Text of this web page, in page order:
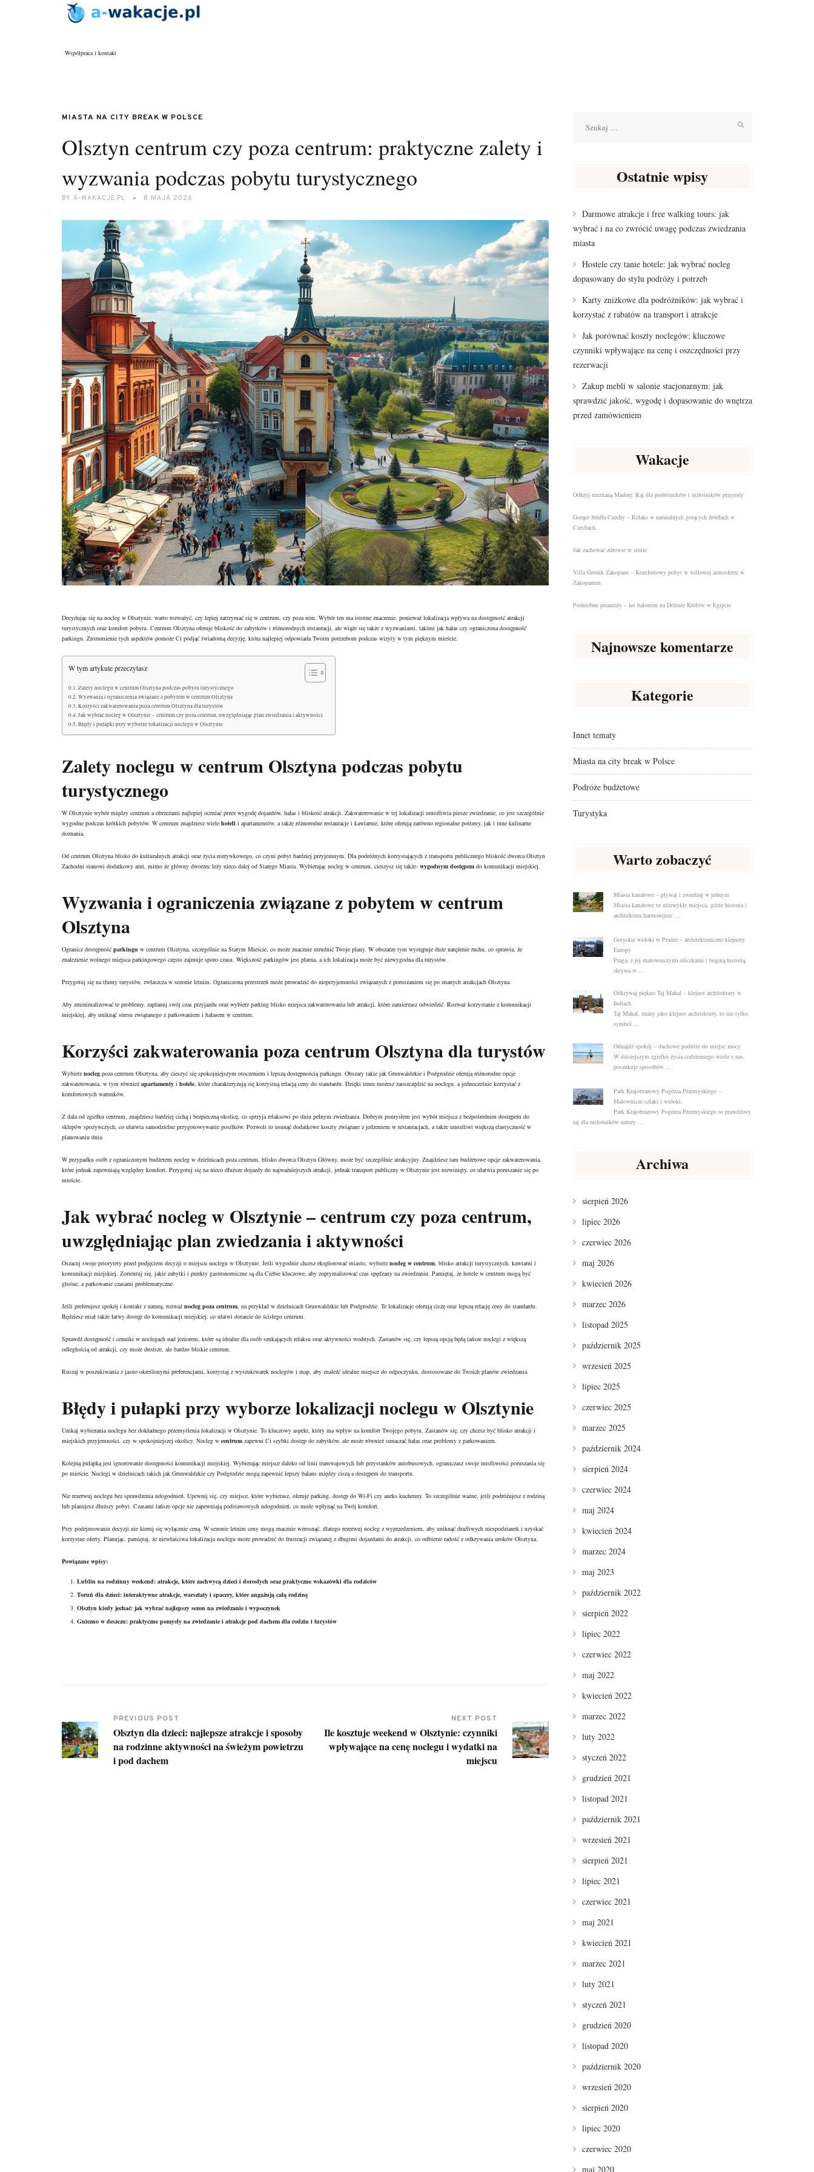
Współpraca i kontakt
MIASTA NA CITY BREAK W POLSCE
Olsztyn centrum czy poza centrum: praktyczne zalety i
wyzwania podczas pobytu turystycznego
BY A-WAKACJE.PL 8 MAJA 2026
Decydując się nanocleg w Olsztynie, warto rozważyć, czy lepiej zatrzymać się w centrum, czy poza nim. Wybór ten ma istotne znaczenie, ponieważ lokalizacja wpływa na dostępność atrakcji
turystycznych oraz komfort pobytu. Centrum Olsztyna oferuje bliskość do zabytków i różnorodnych restauracji, ale wiąże się także z wyzwaniami, takimi jak hałas czy ograniczona dostępność
parkingu. Zrozumienie tych aspektów pomoże Ci podjąć świadomą decyzję, która najlepiej odpowiada Twoim potrzebom podczas wizyty w tym pięknym mieście.
W tym artykule przeczytasz
Zalety noclegu w centrum Olsztyna podczas pobytu turystycznego
Wyzwania i ograniczenia związane z pobytem w centrum Olsztyna
Korzyści zakwaterowania poza centrum Olsztyna dla turystów
Jak wybrać nocleg w Olsztynie – centrum czy poza centrum, uwzględniając plan zwiedzania i aktywności
Błędy i pułapki przy wyborze lokalizacji noclegu w Olsztynie
Zalety noclegu w centrum Olsztyna podczas pobytu
turystycznego
W Olsztynie wybór między centrum a obrzeżami najlepiej oceniać przez wygodę dojazdów, hałas i bliskość atrakcji. Zakwaterowanie w tej lokalizacji umożliwia piesze zwiedzanie, co jest szczególnie
wygodne podczas krótkich pobytów. W centrum znajdziesz wiele hoteli i apartamentów, a także różnorodne restauracje i kawiarnie, które oferują zarówno regionalne potrawy, jak i inne kulinarne
doznania.
Od centrum Olsztyna blisko do kulturalnych atrakcji oraz życia rozrywkowego, co czyni pobyt bardziej przyjemnym. Dla podróżnych korzystających z transportu publicznego bliskość dworca Olsztyn
Zachodni stanowi dodatkowy atut, mimo że główny dworzec leży nieco dalej od Starego Miasta. Wybierając nocleg w centrum, cieszysz się także- wygodnym dostępem do komunikacji miejskiej.
Wyzwania i ograniczenia związane z pobytem w centrum
Olsztyna
Ogranicz dostępność parkingu w centrum Olsztyna, szczególnie na Starym Mieście, co może znacznie utrudnić Twoje plany. W obszarze tym występuje duże natężenie ruchu, co sprawia, że
znalezienie wolnego miejsca parkingowego często zajmuje sporo czasu. Większość parkingów jest płatna, a ich lokalizacja może być niewygodna dla turystów.
Przygotuj się na tłumy turystów, zwłaszcza w sezonie letnim. Ograniczona przestrzeń może prowadzić do nieprzyjemności związanych z poruszaniem się po znanych atrakcjach Olsztyna.
Aby zminimalizować te problemy, zaplanuj swój czas przyjazdu oraz wybierz parking blisko miejsca zakwaterowania lub atrakcji, które zamierzasz odwiedzić. Rozważ korzystanie z komunikacji
miejskiej, aby uniknąć stresu związanego z parkowaniem i hałasem w centrum.
Korzyści zakwaterowania poza centrum Olsztyna dla turystów
Wybierz nocleg poza centrum Olsztyna, aby cieszyć się spokojniejszym otoczeniem i lepszą dostępnością parkingu. Obszary takie jak Grunwaldzkie i Podgrodzie oferują różnorodne opcje
zakwaterowania, w tym również apartamenty i hotele, które charakteryzują się korzystną relacją ceny do standardu. Dzięki temu możesz zaoszczędzić na noclegu, a jednocześnie korzystać z
komfortowych warunków.
Z dala od zgiełku centrum, znajdziesz bardziej cichą i bezpieczną okolicę, co sprzyja relaksowi po dniu pełnym zwiedzania. Dobrym pomysłem jest wybór miejsca z bezpośrednim dostępem do
sklepów spożywczych, co ułatwia samodzielne przygotowywanie posiłków. Pozwoli to usunąć dodatkowe koszty związane z jedzeniem w restauracjach, a także umożliwi większą elastyczność w
planowaniu dnia.
W przypadku osób z ograniczonym budżetem nocleg w dzielnicach poza centrum, blisko dworca Olsztyn Główny, może być szczególnie atrakcyjny. Znajdziesz tam budżetowe opcje zakwaterowania,
które jednak zapewniają względny komfort. Przygotuj się na nieco dłuższe dojazdy do najważniejszych atrakcji, jednak transport publiczny w Olsztynie jest rozwinięty, co ułatwia poruszanie się po
mieście.
Jak wybrać nocleg w Olsztynie – centrum czy poza centrum,
uwzględniając plan zwiedzania i aktywności
Oszacuj swoje priorytety przed podjęciem decyzji o miejscu noclegu w Olsztynie. Jeśli wygodnie chcesz eksplorować miasto, wybierz nocleg w centrum, blisko atrakcji turystycznych, kawiarni i
komunikacji miejskiej. Zorientuj się, jakie zabytki i punkty gastronomiczne są dla Ciebie kluczowe, aby zoptymalizować czas spędzany na zwiedzaniu. Pamiętaj, że hotele w centrum mogą być
głośne, a parkowanie czasami problematyczne.
Jeśli preferujesz spokój i kontakt z naturą, rozważ nocleg poza centrum, na przykład w dzielnicach Grunwaldzkie lub Podgrodzie. Te lokalizacje oferują ciszę oraz lepszą relację ceny do standardu.
Będziesz miał także łatwy dostęp do komunikacji miejskiej, co ułatwi dotarcie do ścisłego centrum.
Sprawdź dostępność i cenniki w noclegach nad jeziorem, które są idealne dla osób szukających relaksu oraz aktywności wodnych. Zastanów się, czy lepszą opcją będą tańsze noclegi z większą
odległością od atrakcji, czy może droższe, ale bardzo bliskie centrum.
Ruszaj w poszukiwania z jasno określonymi preferencjami, korzystaj z wyszukiwarek noclegów i map, aby znaleźć idealne miejsce do odpoczynku, dostosowane do Twoich planów zwiedzania.
Błędy i pułapki przy wyborze lokalizacji noclegu w Olsztynie
Unikaj wybierania noclegu bez dokładnego przemyślenia lokalizacji w Olsztynie. To kluczowy aspekt, który ma wpływ na komfort Twojego pobytu. Zastanów się, czy chcesz być blisko atrakcji i
miejskich przyjemności, czy w spokojniejszej okolicy. Nocleg w centrum zapewni Ci szybki dostęp do zabytków, ale może również oznaczać hałas oraz problemy z parkowaniem.
Kolejną pułapką jest ignorowanie dostępności komunikacji miejskiej. Wybierając miejsce daleko od linii tramwajowych lub przystanków autobusowych, ograniczasz swoje możliwości poruszania się
po mieście. Noclegi w dzielnicach takich jak Grunwaldzkie czy Podgrodzie mogą zapewnić lepszy balans między ciszą a dostępem do transportu.
Nie rezerwuj noclegu bez sprawdzenia udogodnień. Upewnij się, czy miejsce, które wybierasz, oferuje parking, dostęp do Wi-Fi czy aneks kuchenny. To szczególnie ważne, jeśli podróżujesz z rodziną
lub planujesz dłuższy pobyt. Czasami tańsze opcje nie zapewniają podstawowych udogodnień, co może wpłynąć na Twój komfort.
Przy podejmowaniu decyzji nie kieruj się wyłącznie ceną. W sezonie letnim ceny mogą znacznie wzrosnąć, dlatego rezerwuj nocleg z wyprzedzeniem, aby uniknąć drażliwych niespodzianek i uzyskać
korzystne oferty. Planując, pamiętaj, że niewłaściwa lokalizacja noclegu może prowadzić do frustracji związanej z długimi dojazdami do atrakcji, co odbierze radość z odkrywania uroków Olsztyna.
Powiązane wpisy:
Lublin na rodzinny weekend: atrakcje, które zachwycą dzieci i dorosłych oraz praktyczne wskazówki dla rodziców
Toruń dla dzieci: interaktywne atrakcje, warsztaty i spacery, które angażują całą rodzinę
Olsztyn kiedy jechać: jak wybrać najlepszy sezon na zwiedzanie i wypoczynek
Gniezno w deszczu: praktyczne pomysły na zwiedzanie i atrakcje pod dachem dla rodzin i turystów
PREVIOUS POST
Olsztyn dla dzieci: najlepsze atrakcje i sposoby
na rodzinne aktywności na świeżym powietrzu
i pod dachem
NEXT POST
Ile kosztuje weekend w Olsztynie: czynniki
wpływające na cenę noclegu i wydatki na
miejscu
Ostatnie wpisy
Darmowe atrakcje i free walking tours: jak
wybrać i na co zwrócić uwagę podczas zwiedzania
miasta
Hostele czy tanie hotele: jak wybrać nocleg
dopasowany do stylu podróży i potrzeb
Karty zniżkowe dla podróżników: jak wybrać i
korzystać z rabatów na transport i atrakcje
Jak porównać koszty noclegów: kluczowe
czynniki wpływające na cenę i oszczędności przy
rezerwacji
Zakup mebli w salonie stacjonarnym: jak
sprawdzić jakość, wygodę i dopasowanie do wnętrza
przed zamówieniem
Wakacje
Odkryj nieznaną Maderę: Raj dla podróżników i miłośników przyrody
Gorące źródła Czechy – Relaks w naturalnych gorących źródłach w
Czechach.
Jak zachować zdrowie w zimie
Villa Gronik Zakopane – Komfortowy pobyt w willowej atmosferze w
Zakopanem.
Podniebne piramidy – lot balonem na Dolinie Królów w Egipcie
Najnowsze komentarze
Kategorie
Innet tematy
Miasta na city break w Polsce
Podróże budżetowe
Turystyka
Warto zobaczyć
Miasta kanałowe – pływaj i zwiedzaj w jednym
Miasta kanałowe to niezwykłe miejsca, gdzie historia i
architektura harmonijnie …
Gotyckie widoki w Pradze – architektoniczne klejnoty
Europy
Praga, z jej malowniczymi uliczkami i bogatą historią,
skrywa w …
Odkrywaj piękno Taj Mahal – klejnot architektury w
Indiach
Taj Mahal, znany jako klejnot architektury, to nie tylko
symbol …
Odnajdź spokój – duchowe podróże do miejsc mocy
W dzisiejszym zgiełku życia codziennego wielu z nas
poszukuje sposobów …
Park Krajobrazowy Pogórza Przemyskiego –
Malownicze szlaki i widoki.
Park Krajobrazowy Pogórza Przemyskiego to prawdziwy
raj dla miłośników natury …
Archiwa
sierpień 2026
lipiec 2026
czerwiec 2026
maj 2026
kwiecień 2026
marzec 2026
listopad 2025
październik 2025
wrzesień 2025
lipiec 2025
czerwiec 2025
marzec 2025
październik 2024
sierpień 2024
czerwiec 2024
maj 2024
kwiecień 2024
marzec 2024
maj 2023
październik 2022
sierpień 2022
lipiec 2022
czerwiec 2022
maj 2022
kwiecień 2022
marzec 2022
luty 2022
styczeń 2022
grudzień 2021
listopad 2021
październik 2021
wrzesień 2021
sierpień 2021
lipiec 2021
czerwiec 2021
maj 2021
kwiecień 2021
marzec 2021
luty 2021
styczeń 2021
grudzień 2020
listopad 2020
październik 2020
wrzesień 2020
sierpień 2020
lipiec 2020
czerwiec 2020
maj 2020